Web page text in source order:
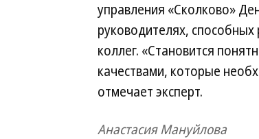
управления «Сколково»
руководителях,
коллег. «Становится
качествами, которые
отмечает эксперт.
Анастасия Мануйлова